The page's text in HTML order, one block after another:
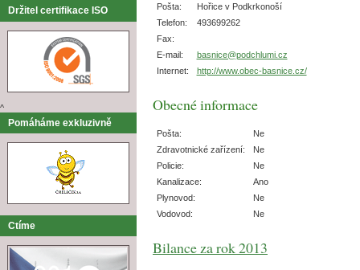
Držitel certifikace ISO
^
Pomáháme exkluzivně
Ctíme
Pošta:
Hořice v Podkrkonoší
Telefon:
493699262
Fax:
E-mail:
basnice@podchlumi.cz
Internet:
http://www.obec-basnice.cz/
Obecné informace
Pošta:
Ne
Zdravotnické zařízení:
Ne
Policie:
Ne
Kanalizace:
Ano
Plynovod:
Ne
Vodovod:
Ne
Bilance za rok 2013